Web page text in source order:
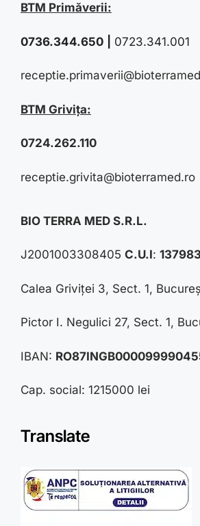
BTM Primăverii:
0736.344.650 0723.341.001
BTM Grivița:
0724.262.110
receptie.grivita@bioterramed.ro
BIO TERRA MED S.R.L.
J2001003308405 C.U.I:
Calea Griviței 3, Sect. 1,
Pictor I. Negulici 27, Sect. 1,
IBAN:
Cap. social: 1215000 lei
Translate